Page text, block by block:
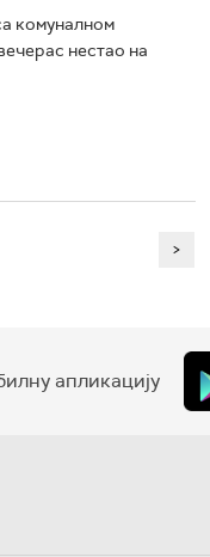
комуналном
нестао на
>
апликацију